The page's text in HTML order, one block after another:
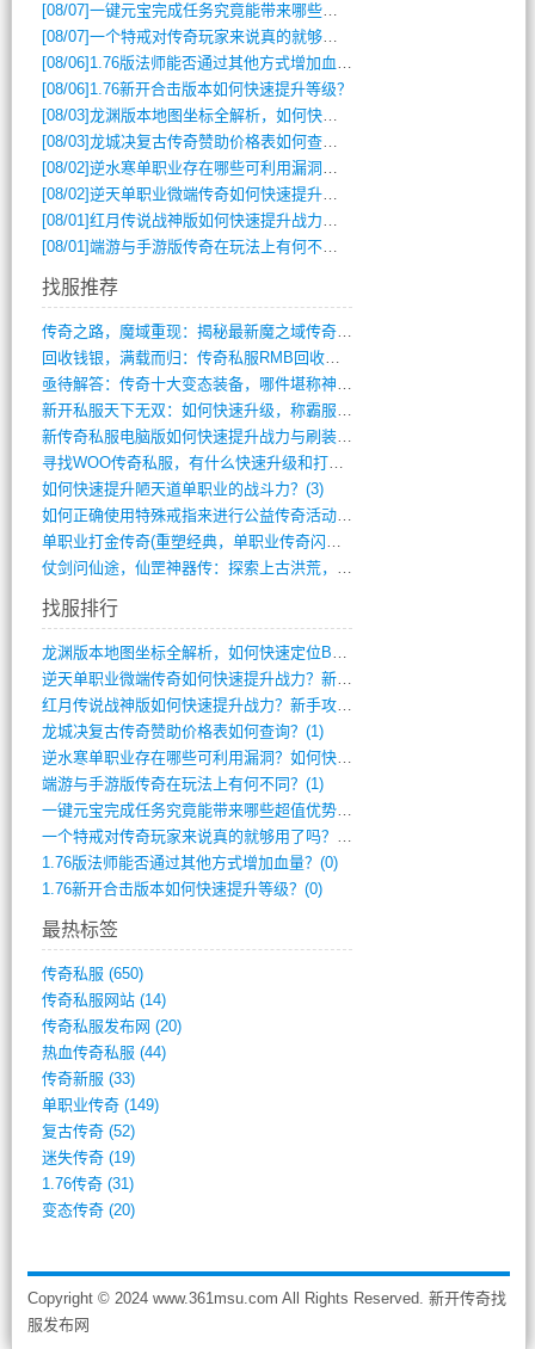
[08/07]一键元宝完成任务究竟能带来哪些超值优势？
[08/07]一个特戒对传奇玩家来说真的就够用了吗？
[08/06] 1.76版法师能否通过其他方式增加血量？
[08/06] 1.76新开合击版本如何快速提升等级？
[08/03]龙渊版本地图坐标全解析，如何快速定位BOSS位置？
[08/03]龙城决复古传奇赞助价格表如何查询？
[08/02]逆水寒单职业存在哪些可利用漏洞？如何快速提升战力？
[08/02]逆天单职业微端传奇如何快速提升战力？新手必看攻略
[08/01]红月传说战神版如何快速提升战力？新手攻略全解析？
[08/01]端游与手游版传奇在玩法上有何不同？
找服推荐
传奇之路，魔域重现：揭秘最新魔之域传奇攻(712)
回收钱银，满载而归：传奇私服RMB回收装(548)
亟待解答：传奇十大变态装备，哪件堪称神器(347)
新开私服天下无双：如何快速升级，称霸服务(681)
新传奇私服电脑版如何快速提升战力与刷装备(835)
寻找WOO传奇私服，有什么快速升级和打宝(864)
如何快速提升陋天道单职业的战斗力？(3)
如何正确使用特殊戒指来进行公益传奇活动？(10)
单职业打金传奇(重塑经典，单职业传奇闪耀(10)
仗剑问仙途，仙罡神器传：探索上古洪荒，揭(813)
找服排行
龙渊版本地图坐标全解析，如何快速定位BO(3)
逆天单职业微端传奇如何快速提升战力？新手(2)
红月传说战神版如何快速提升战力？新手攻略(2)
龙城决复古传奇赞助价格表如何查询？(1)
逆水寒单职业存在哪些可利用漏洞？如何快速(1)
端游与手游版传奇在玩法上有何不同？(1)
一键元宝完成任务究竟能带来哪些超值优势？(0)
一个特戒对传奇玩家来说真的就够用了吗？(0)
1.76版法师能否通过其他方式增加血量？(0)
1.76新开合击版本如何快速提升等级？(0)
最热标签
传奇私服 (650)
传奇私服网站(14)
传奇私服发布网 (20)
热血传奇私服 (44)
传奇新服 (33)
单职业传奇(149)
复古传奇(52)
迷失传奇(19)
1.76传奇(31)
变态传奇(20)
Copyright © 2024 www.361msu.com All Rights Reserved. 新开传奇找
服发布网